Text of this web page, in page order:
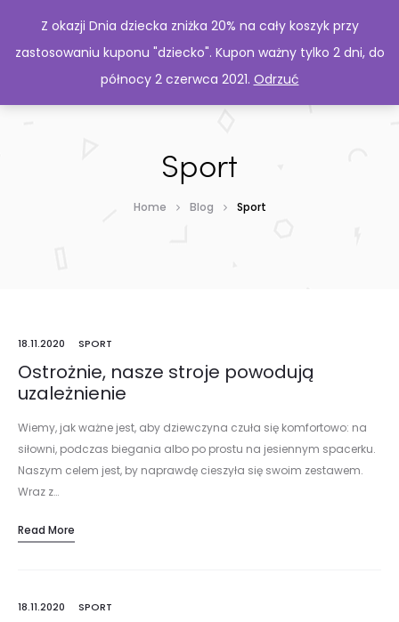
Sport
Home Blog Sport
18.11.2020 SPORT
Ostrożnie, nasze stroje powodują
uzależnienie
Wiemy, jak ważne jest, aby dziewczyna czuła się komfortowo: na
siłowni, podczas biegania albo po prostu na jesiennym spacerku.
Naszym celem jest, by naprawdę cieszyła się swoim zestawem.
Wraz z…
Read More
18.11.2020 SPORT
Z okazji Dnia dziecka zniżka 20% na cały koszyk przy
zastosowaniu kuponu "dziecko". Kupon ważny tylko 2 dni, do
północy 2 czerwca 2021. Odrzuć